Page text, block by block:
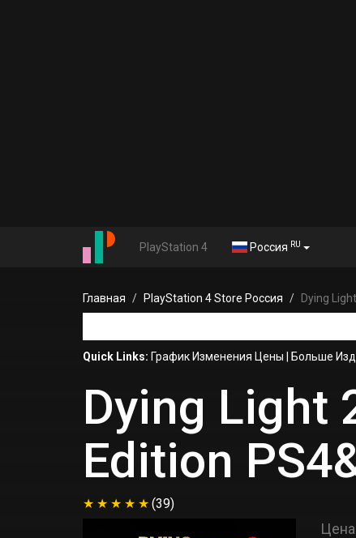
PlayStation 4 Россия RU
Главная PlayStation 4 Store Россия Dying
Quick Links: График Изменения Цены Больше
Dying Light
Edition
(39)